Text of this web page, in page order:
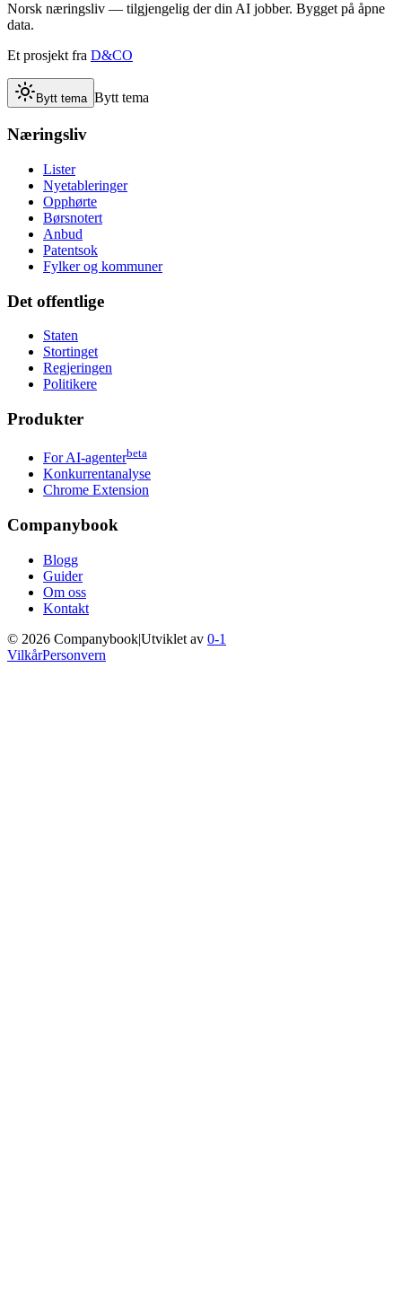
Norsk næringsliv — tilgjengelig der din AI jobber. Bygget på åpne
data.
Et prosjekt fra D&CO
Bytt tema Bytt tema
Næringsliv
Lister
Nyetableringer
Opphørte
Børsnotert
Anbud
Patentsok
Fylker og kommuner
Det offentlige
Staten
Stortinget
Regjeringen
Politikere
Produkter
For AI-agenterbeta
Konkurrentanalyse
Chrome Extension
Companybook
Blogg
Guider
Om oss
Kontakt
© 2026 Companybook|Utviklet av 0-1
VilkårPersonvern